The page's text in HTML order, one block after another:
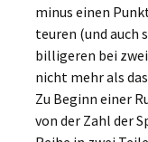
minus einen
teuren (und auch
billigeren bei
nicht mehr als
Zu Beginn einer
von der Zahl der